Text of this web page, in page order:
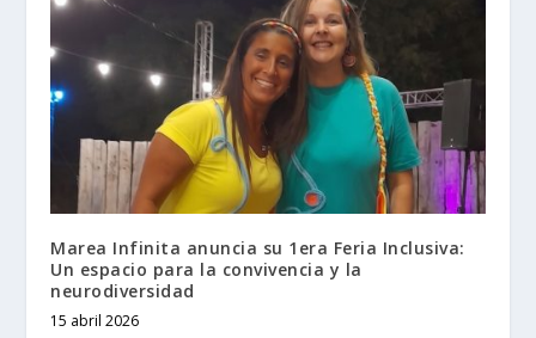
Marea Infinita anuncia su 1era Feria Inclusiva:
Un espacio para la convivencia y la
neurodiversidad
15 abril 2026